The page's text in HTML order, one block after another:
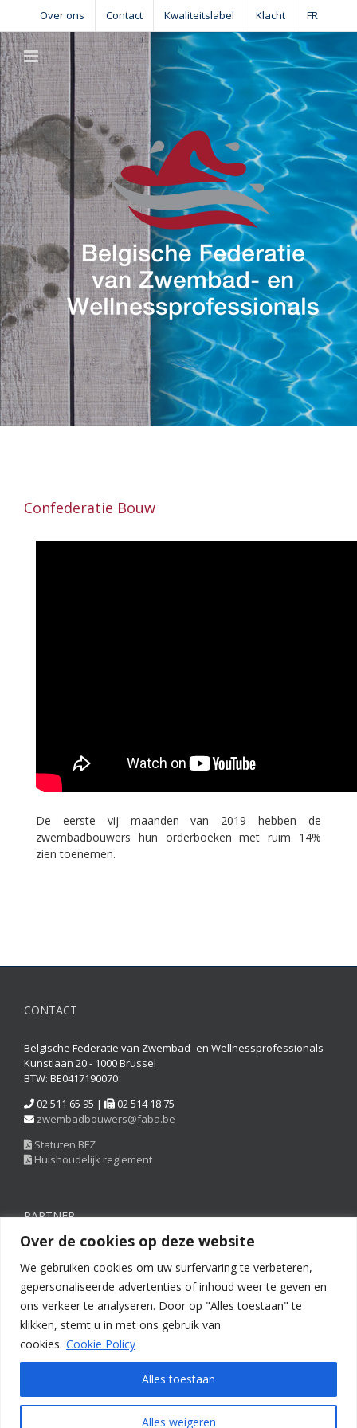
Over de cookies op deze website
We gebruiken cookies om uw surfervaring te verbeteren,
gepersonaliseerde advertenties of inhoud weer te geven en
ons verkeer te analyseren. Door op "Alles toestaan" te
klikken, stemt u in met ons gebruik van
cookies. Cookie Policy
Alles weigeren
Alles toestaan
content
Over ons Contact Kwaliteitslabel Klacht FR
Confederatie Bouw
De eerste vij maanden van 2019 hebben de
zwembadbouwers hun orderboeken met ruim 14%
zien toenemen.
CONTACT
Belgische Federatie van Zwembad- en Wellnessprofessionals
Kunstlaan 20 - 1000 Brussel
BTW: BE0417190070
02 511 65 95 |
02 514 18 75
zwembadbouwers@faba.be
Statuten BFZ
Huishoudelijk reglement
PARTNER
Copyright © 2022 FEGC-FABA | All Rights Reserved |